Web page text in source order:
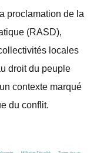
proclamation de la
(RASD),
locales
droit du peuple
contexte marqué
du conflit.